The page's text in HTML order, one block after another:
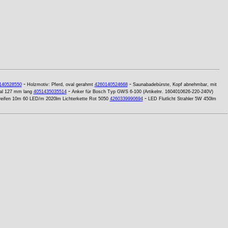
- Holzmotiv: Pferd, oval gerahmt 4260140524668- Saunabadebürste, Kopf abnehmbar, mit
127 mm lang 4051435035514- Anker für Bosch Typ GWS 6-100 (Artikelnr. 1604010626-220-240V)
10m 60 LED/m 2020lm Lichterkette Rot 5050 4260339990694- LED Flutlicht Strahler 5W 450lm